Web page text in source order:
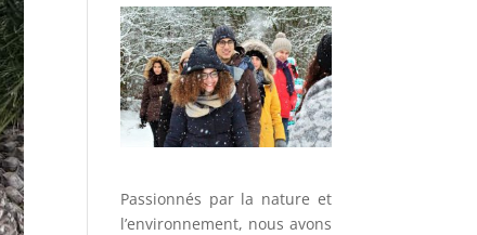
Passionnés par la nature et
l’environnement, nous avons